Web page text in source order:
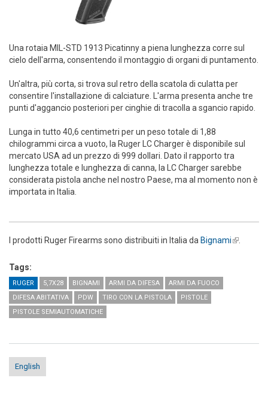
Una rotaia MIL-STD 1913 Picatinny a piena lunghezza corre sul
cielo dell'arma, consentendo il montaggio di organi di puntamento.
Un'altra, più corta, si trova sul retro della scatola di culatta per
consentire l'installazione di calciature. L'arma presenta anche tre
punti d'aggancio posteriori per cinghie di tracolla a sgancio rapido.
Lunga in tutto 40,6 centimetri per un peso totale di 1,88
chilogrammi circa a vuoto, la Ruger LC Charger è disponibile sul
mercato USA ad un prezzo di 999 dollari. Dato il rapporto tra
lunghezza totale e lunghezza di canna, la LC Charger sarebbe
considerata pistola anche nel nostro Paese, ma al momento non è
importata in Italia.
I prodotti Ruger Firearms sono distribuiti in Italia da Bignami(link is
.
Tags:
RUGER 5,7X28 BIGNAMI ARMI DA DIFESA
ARMI DA FUOCO
DIFESA ABITATIVA
PDW TIRO CON LA PISTOLA
PISTOLE
PISTOLE SEMIAUTOMATICHE
English